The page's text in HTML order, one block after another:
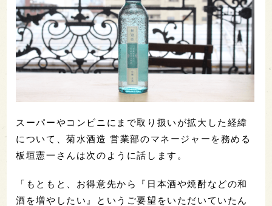
スーパーやコンビニにまで取り扱いが拡大した経緯
について、菊水酒造 営業部のマネージャーを務める
板垣憲一さんは次のように話します。
「もともと、お得意先から『日本酒や焼酎などの和
酒を増やしたい』というご要望をいただいていたん